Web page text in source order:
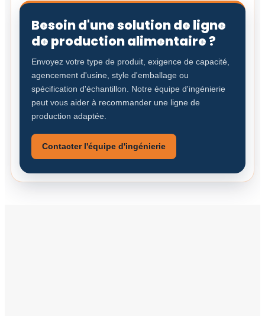
Besoin d'une solution de ligne
de production alimentaire ?
Envoyez votre type de produit, exigence de capacité,
agencement d'usine, style d'emballage ou
spécification d'échantillon. Notre équipe d'ingénierie
peut vous aider à recommander une ligne de
production adaptée.
Contacter l'équipe d'ingénierie